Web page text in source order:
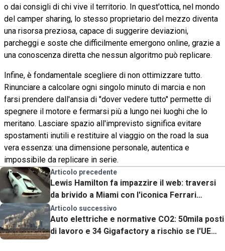
o dai consigli di chi vive il territorio. In quest'ottica, nel mondo
del camper sharing, lo stesso proprietario del mezzo diventa
una risorsa preziosa, capace di suggerire deviazioni,
parcheggi e soste che difficilmente emergono online, grazie a
una conoscenza diretta che nessun algoritmo può replicare.
Infine, è fondamentale scegliere di non ottimizzare tutto.
Rinunciare a calcolare ogni singolo minuto di marcia e non
farsi prendere dall'ansia di "dover vedere tutto" permette di
spegnere il motore e fermarsi più a lungo nei luoghi che lo
meritano. Lasciare spazio all'imprevisto significa evitare
spostamenti inutili e restituire al viaggio on the road la sua
vera essenza: una dimensione personale, autentica e
impossibile da replicare in serie.
Articolo precedente
Lewis Hamilton fa impazzire il web: traversi
da brivido a Miami con l'iconica Ferrari
Testarossa (VIDEO)
Articolo successivo
Auto elettriche e normative CO2: 50mila posti
di lavoro e 34 Gigafactory a rischio se l'UE